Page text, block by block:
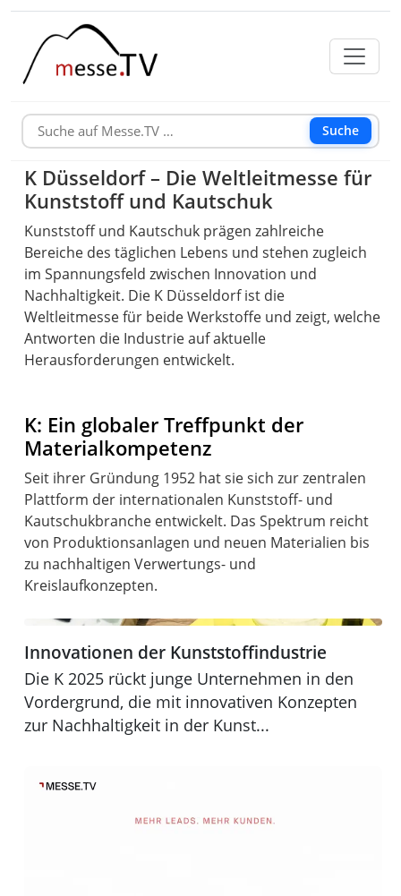
Suche
K Düsseldorf – Die Weltleitmesse für
Kunststoff und Kautschuk
Kunststoff und Kautschuk prägen zahlreiche
Bereiche des täglichen Lebens und stehen zugleich
im Spannungsfeld zwischen Innovation und
Nachhaltigkeit. Die K Düsseldorf ist die
Weltleitmesse für beide Werkstoffe und zeigt, welche
Antworten die Industrie auf aktuelle
Herausforderungen entwickelt.
K: Ein globaler Treffpunkt der
Materialkompetenz
Seit ihrer Gründung 1952 hat sie sich zur zentralen
Plattform der internationalen Kunststoff- und
Kautschukbranche entwickelt. Das Spektrum reicht
von Produktionsanlagen und neuen Materialien bis
zu nachhaltigen Verwertungs- und
Kreislaufkonzepten.
Innovationen der Kunststoffindustrie
K 2025
Innovationen der Kunststoffindustrie
Die K 2025 rückt junge Unternehmen in den
Vordergrund, die mit innovativen Konzepten
zur Nachhaltigkeit in der Kunst...